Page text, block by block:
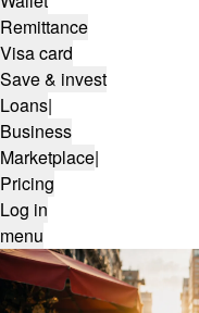
Remittance
Visa card
Save & invest
Loans|
Business
Marketplace|
Pricing
Log in
menu